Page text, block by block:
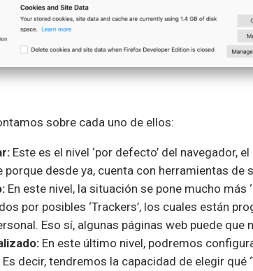
sobre cada uno de ellos:
Este es el nivel ‘por defecto’ del navegador,
desde ya, cuenta con herramientas de
En este nivel, la situación se pone mucho más
por posibles ‘Trackers’, los cuales están
Eso sí, algunas páginas web puede que
En este último nivel, podremos
decir, tendremos la capacidad de elegir qué